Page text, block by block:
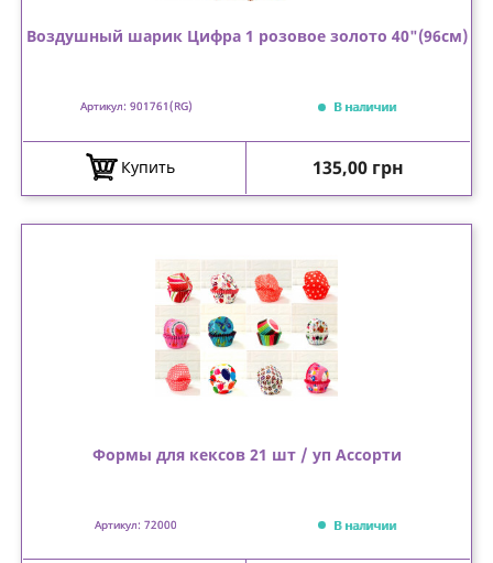
Воздушный шарик Цифра 1 розовое золото 40"(96см)
Артикул: 901761(RG) В наличии
Купить Цена
135,00 грн
Формы для кексов 21 шт / уп Ассорти
Артикул: 72000 В наличии